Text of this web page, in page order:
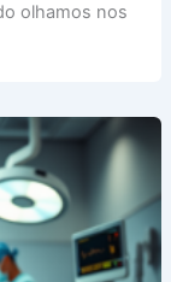
olhamos nos